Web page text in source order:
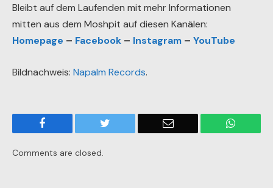
Bleibt auf dem Laufenden mit mehr Informationen
mitten aus dem Moshpit auf diesen Kanälen:
Homepage – Facebook – Instagram – YouTube
Bildnachweis: Napalm Records.
Email
Comments are closed.